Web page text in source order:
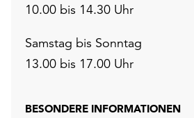
10.00 bis 14.30 Uhr
Samstag bis Sonntag
13.00 bis 17.00 Uhr
BESONDERE INFORMATIONEN